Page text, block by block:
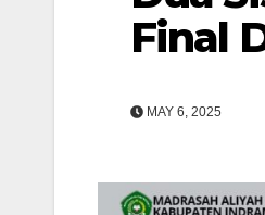
Final
MAY 6, 2025